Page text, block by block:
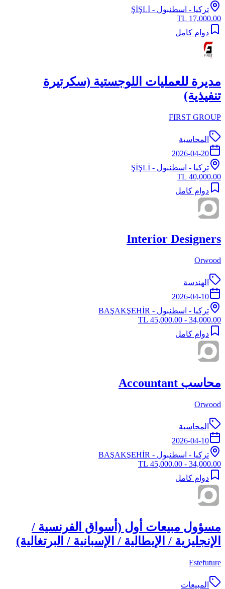
تركيا - اسطنبول - ŞİŞLİ
17,000.00 TL
دوام كامل
مديرة للعمليات اللوجستية (سكرتيرة
تنفيذية)
FIRST GROUP
المحاسبة
2026-04-20
تركيا - اسطنبول - ŞİŞLİ
40,000.00 TL
دوام كامل
Interior Designers
Orwood
الهندسة
2026-04-10
تركيا - اسطنبول - BAŞAKŞEHİR
34,000.00 - 45,000.00 TL
دوام كامل
محاسب Accountant
Orwood
المحاسبة
2026-04-10
تركيا - اسطنبول - BAŞAKŞEHİR
34,000.00 - 45,000.00 TL
دوام كامل
مسؤول مبيعات أول (أسواق الفرنسية /
الإنجليزية / الإيطالية / الإسبانية / البرتغالية)
Estefuture
المبيعات